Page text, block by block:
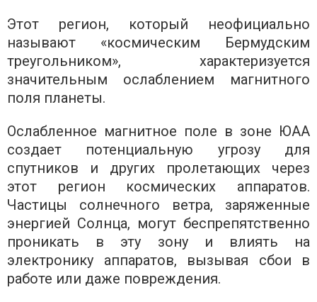
Этот регион, который неофициально
называют «космическим Бермудским
треугольником», характеризуется
значительным ослаблением магнитного
поля планеты.
Ослабленное магнитное поле в зоне ЮАА
создает потенциальную угрозу для
спутников и других пролетающих через
этот регион космических аппаратов.
Частицы солнечного ветра, заряженные
энергией Солнца, могут беспрепятственно
проникать в эту зону и влиять на
электронику аппаратов, вызывая сбои в
работе или даже повреждения.